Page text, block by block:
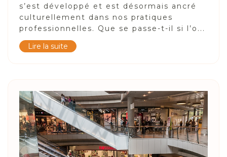
s’est développé et est désormais ancré
culturellement dans nos pratiques
professionnelles. Que se passe-t-il si l’o...
Lire la suite